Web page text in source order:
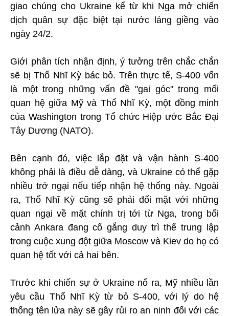
giao chúng cho Ukraine kể từ khi Nga mở chiến
dịch quân sự đặc biệt tại nước láng giềng vào
ngày 24/2.
Giới phân tích nhận định, ý tưởng trên chắc chắn
sẽ bị Thổ Nhĩ Kỳ bác bỏ. Trên thực tế, S-400 vốn
là một trong những vấn đề "gai góc" trong mối
quan hệ giữa Mỹ và Thổ Nhĩ Kỳ, một đồng minh
của Washington trong Tổ chức Hiệp ước Bắc Đại
Tây Dương (NATO).
Bên cạnh đó, việc lắp đặt và vận hành S-400
không phải là điều dễ dàng, và Ukraine có thể gặp
nhiều trở ngại nếu tiếp nhận hệ thống này. Ngoài
ra, Thổ Nhĩ Kỳ cũng sẽ phải đối mặt với những
quan ngại về mặt chính trị tới từ Nga, trong bối
cảnh Ankara đang cố gắng duy trì thế trung lập
trong cuộc xung đột giữa Moscow và Kiev do họ có
quan hệ tốt với cả hai bên.
Trước khi chiến sự ở Ukraine nổ ra, Mỹ nhiều lần
yêu cầu Thổ Nhĩ Kỳ từ bỏ S-400, với lý do hệ
thống tên lửa này sẽ gây rủi ro an ninh đối với các